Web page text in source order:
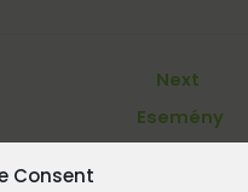
Consent
Next
Esemény